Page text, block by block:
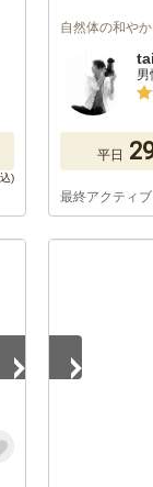
自然体の和や
平日
最終アクティ